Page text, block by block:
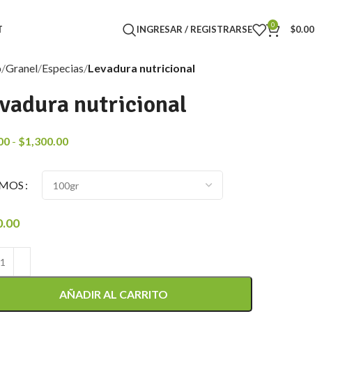
INGRESAR / REGISTRARSE 0 $0.00
Granel Especias Levadura nutricional
nutricional
- $1,300.00
AÑADIR AL CARRITO